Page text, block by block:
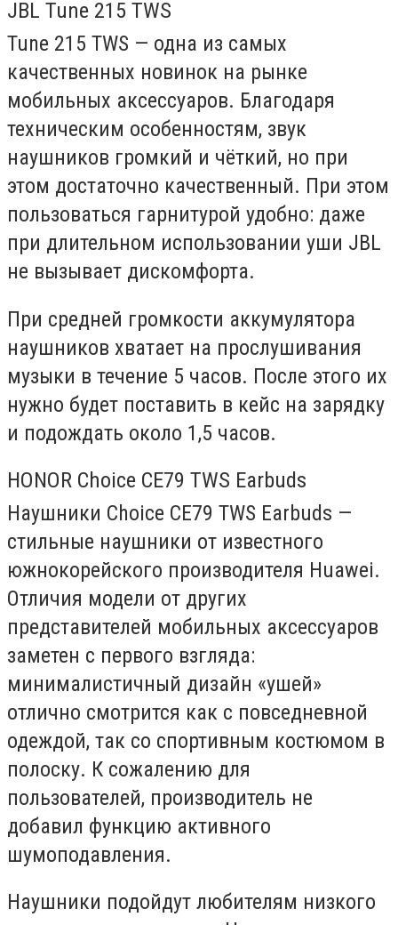
JBL Tune 215 TWS
Tune 215 TWS — одна из самых
качественных новинок на рынке
мобильных аксессуаров. Благодаря
техническим особенностям, звук
наушников громкий и чёткий, но при
этом достаточно качественный. При этом
пользоваться гарнитурой удобно: даже
при длительном использовании уши JBL
не вызывает дискомфорта.
При средней громкости аккумулятора
наушников хватает на прослушивания
музыки в течение 5 часов. После этого их
нужно будет поставить в кейс на зарядку
и подождать около 1,5 часов.
HONOR Choice CE79 TWS Earbuds
Наушники Choice CE79 TWS Earbuds —
стильные наушники от известного
южнокорейского производителя Huawei.
Отличия модели от других
представителей мобильных аксессуаров
заметен с первого взгляда:
минималистичный дизайн «ушей»
отлично смотрится как с повседневной
одеждой, так со спортивным костюмом в
полоску. К сожалению для
пользователей, производитель не
добавил функцию активного
шумоподавления.
Наушники подойдут любителям низкого